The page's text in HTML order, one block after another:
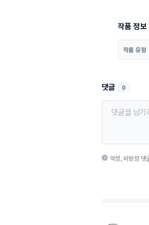
작품 정보
작품 유형
댓글 0
악성, 비방성 댓